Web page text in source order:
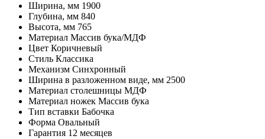
Ширина, мм 1900
Глубина, мм 840
Высота, мм 765
Материал Массив бука/МДФ
Цвет Коричневый
Стиль Классика
Механизм Синхронный
Ширина в разложенном виде, мм 2500
Материал столешницы МДФ
Материал ножек Массив бука
Тип вставки Бабочка
Форма Овальный
Гарантия 12 месяцев